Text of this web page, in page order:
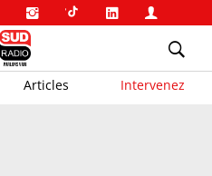
Articles Intervenez